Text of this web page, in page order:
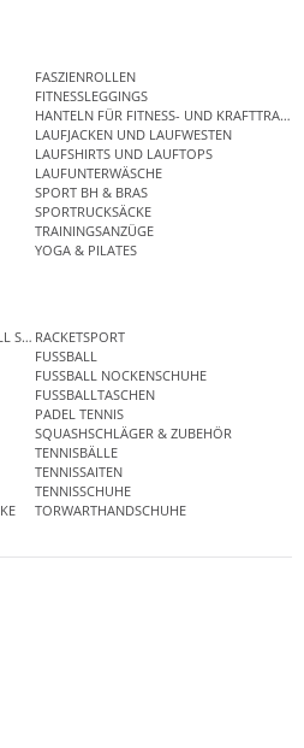
FASZIENROLLEN
FITNESSLEGGINGS
HANTELN FÜR FITNESS- UND
LAUFJACKEN UND LAUFWESTEN
LAUFSHIRTS UND LAUFTOPS
LAUFUNTERWÄSCHE
SPORT BH & BRAS
SPORTRUCKSÄCKE
TRAININGSANZÜGE
YOGA & PILATES
SETSRACKETSPORT
FUSSBALL
FUSSBALL NOCKENSCHUHE
FUSSBALLTASCHEN
PADEL TENNIS
SQUASHSCHLÄGER & ZUBEHÖR
TENNISBÄLLE
TENNISSAITEN
TENNISSCHUHE
TORWARTHANDSCHUHE